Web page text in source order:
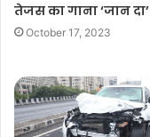
तेजस का गाना ‘जान
October 17, 2023